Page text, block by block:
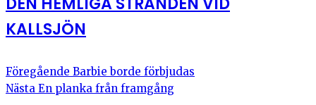
KALLSJÖN
Föregående Barbie borde förbjudas
Nästa En planka från framgång